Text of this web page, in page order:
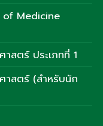
Medicine
สตร์ ประเภทที่ 1
าสตร์ (สำหรับนัก